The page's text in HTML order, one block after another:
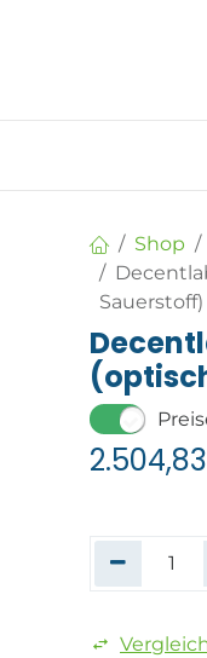
Shop
Sauerstoff)
2.504,83